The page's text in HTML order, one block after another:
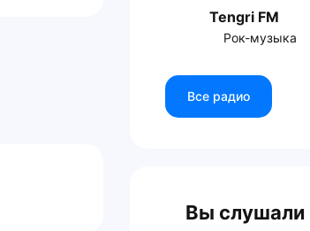
Tengri FM
Рок-музыка
Все радио
Вы слушали